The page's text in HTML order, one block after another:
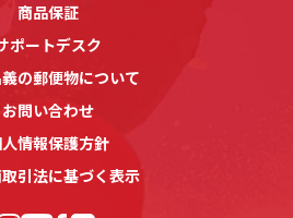
商品保証
ポートデスク
の郵便物について
お問い合わせ
情報保護方針
引法に基づく表示